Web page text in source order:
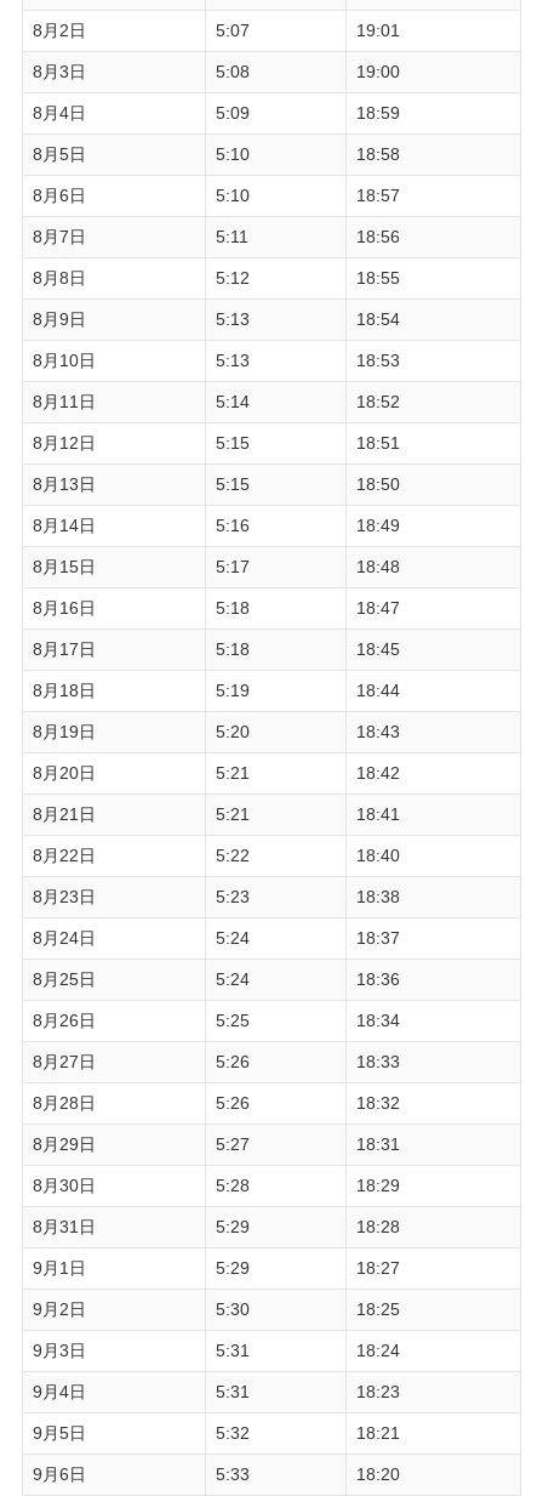
8月2日 5:07 19:01
8月3日 5:08 19:00
8月4日 5:09 18:59
8月5日 5:10 18:58
8月6日 5:10 18:57
8月7日 5:11 18:56
8月8日 5:12 18:55
8月9日 5:13 18:54
8月10日 5:13 18:53
8月11日 5:14 18:52
8月12日 5:15 18:51
8月13日 5:15 18:50
8月14日 5:16 18:49
8月15日 5:17 18:48
8月16日 5:18 18:47
8月17日 5:18 18:45
8月18日 5:19 18:44
8月19日 5:20 18:43
8月20日 5:21 18:42
8月21日 5:21 18:41
8月22日 5:22 18:40
8月23日 5:23 18:38
8月24日 5:24 18:37
8月25日 5:24 18:36
8月26日 5:25 18:34
8月27日 5:26 18:33
8月28日 5:26 18:32
8月29日 5:27 18:31
8月30日 5:28 18:29
8月31日 5:29 18:28
9月1日 5:29 18:27
9月2日 5:30 18:25
9月3日 5:31 18:24
9月4日 5:31 18:23
9月5日 5:32 18:21
9月6日 5:33 18:20